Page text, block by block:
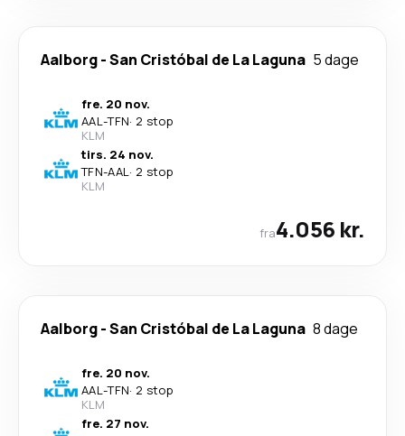
Aalborg-San Cristóbal de La Laguna 5 dage
fre. 20 nov.
AAL-TFN· 2 stop
KLM
tirs. 24 nov.
TFN-AAL· 2 stop
KLM
fra4.056 kr.
Aalborg-San Cristóbal de La Laguna 8 dage
fre. 20 nov.
AAL-TFN· 2 stop
KLM
fre. 27 nov.